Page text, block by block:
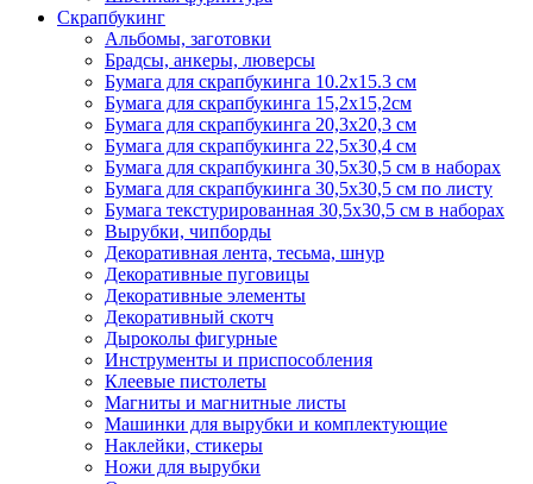
Скрапбукинг
Альбомы, заготовки
Брадсы, анкеры, люверсы
Бумага для скрапбукинга 10.2х15.3 см
Бумага для скрапбукинга 15,2х15,2см
Бумага для скрапбукинга 20,3х20,3 см
Бумага для скрапбукинга 22,5х30,4 см
Бумага для скрапбукинга 30,5х30,5 см в наборах
Бумага для скрапбукинга 30,5х30,5 см по листу
Бумага текстурированная 30,5х30,5 см в наборах
Вырубки, чипборды
Декоративная лента, тесьма, шнур
Декоративные пуговицы
Декоративные элементы
Декоративный скотч
Дыроколы фигурные
Инструменты и приспособления
Клеевые пистолеты
Магниты и магнитные листы
Машинки для вырубки и комплектующие
Наклейки, стикеры
Ножи для вырубки